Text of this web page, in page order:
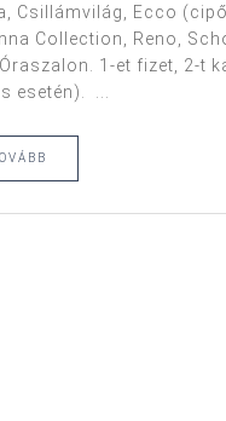
Csillámvilág, Ecco
Collection, Reno,
1-et fizet, 2-t
esetén). ...